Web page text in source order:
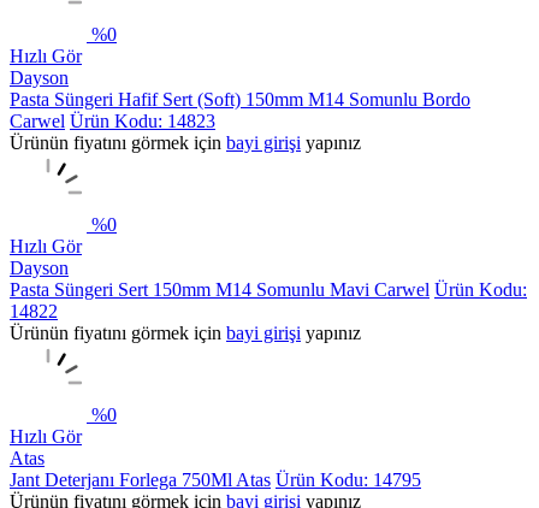
%0
Hızlı Gör
Dayson
Pasta Süngeri Hafif Sert (Soft) 150mm M14 Somunlu Bordo
Carwel Ürün Kodu: 14823
Ürünün fiyatını görmek için bayi girişi yapınız
%0
Hızlı Gör
Dayson
Pasta Süngeri Sert 150mm M14 Somunlu Mavi Carwel Ürün Kodu:
14822
Ürünün fiyatını görmek için bayi girişi yapınız
%0
Hızlı Gör
Atas
Jant Deterjanı Forlega 750Ml Atas Ürün Kodu: 14795
Ürünün fiyatını görmek için bayi girişi yapınız